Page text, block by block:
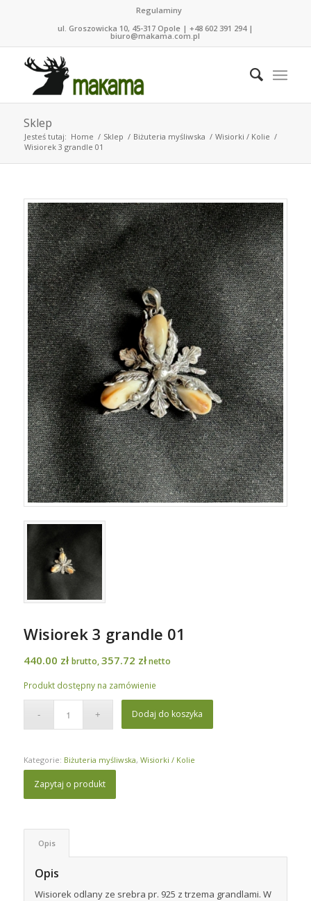
Regulaminy
ul. Groszowicka 10, 45-317 Opole | +48 602 391 294 |
biuro@makama.com.pl
Sklep
Jesteś tutaj: Home / Sklep / Biżuteria myśliwska / Wisiorki / Kolie /
Wisiorek 3 grandle 01
Wisiorek 3 grandle 01
440.00 zł brutto,357.72 złnetto
Produkt dostępny na zamówienie
Dodaj do koszyka
Kategorie: Biżuteria myśliwska, Wisiorki / Kolie
Zapytaj o produkt
Opis
Opis
Wisiorek odlany ze srebra pr. 925 z trzema grandlami. W